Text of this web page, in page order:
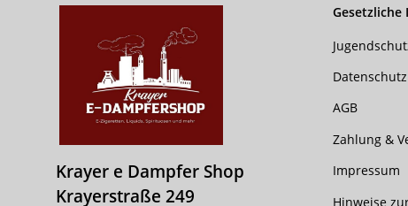
Krayer e Dampfer Shop
Krayerstraße 249
Datenschutz
AGB
Zahlung &
Impressum
Hinweise